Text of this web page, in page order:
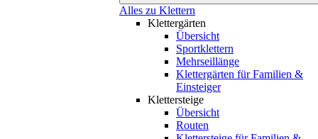
Alles zu Klettern
Klettergärten
Übersicht
Sportklettern
Mehrseillänge
Klettergärten für Familien &
Einsteiger
Klettersteige
Übersicht
Routen